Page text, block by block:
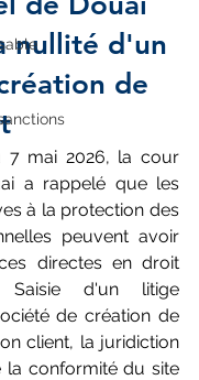
nullité d'un
de
7 mai 2026, la cour
a rappelé que les
à la protection des
peuvent avoir
directes en droit
Saisie d'un litige
de création de
client, la juridiction
la conformité du site